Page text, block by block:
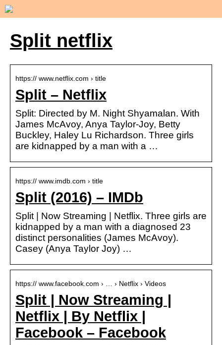
Split netflix
https:// www.netflix.com › title
Split – Netflix
Split: Directed by M. Night Shyamalan. With
James McAvoy, Anya Taylor-Joy, Betty
Buckley, Haley Lu Richardson. Three girls
are kidnapped by a man with a …
https:// www.imdb.com › title
Split (2016) – IMDb
Split | Now Streaming | Netflix. Three girls are
kidnapped by a man with a diagnosed 23
distinct personalities (James McAvoy).
Casey (Anya Taylor Joy) …
https:// www.facebook.com › … › Netflix › Videos
Split | Now Streaming |
Netflix | By Netflix |
Facebook – Facebook